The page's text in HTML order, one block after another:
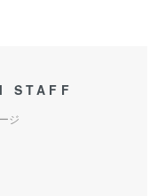
STAFF
ジ